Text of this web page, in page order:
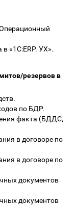
«1С:ERP. УХ».
резервов в
по БДР.
факта (БДДС,
в договоре по
в договоре по
документов
документов